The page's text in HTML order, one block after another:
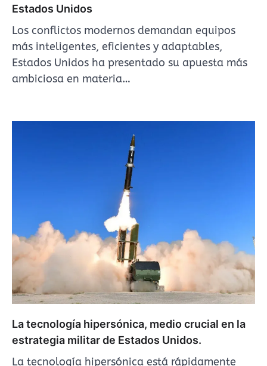
Estados Unidos
Los conflictos modernos demandan equipos
más inteligentes, eficientes y adaptables,
Estados Unidos ha presentado su apuesta más
ambiciosa en materia…
La tecnología hipersónica, medio crucial en la
estrategia militar de Estados Unidos.
La tecnología hipersónica está rápidamente